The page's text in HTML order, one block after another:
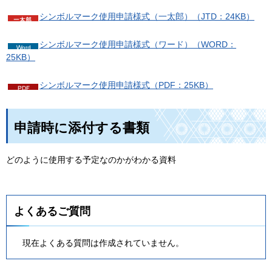
シンボルマーク使用申請様式（一太郎）（JTD：24KB）
シンボルマーク使用申請様式（ワード）（WORD：
25KB）
シンボルマーク使用申請様式（PDF：25KB）
申請時に添付する書類
どのように使用する予定なのかがわかる資料
よくあるご質問
現在よくある質問は作成されていません。